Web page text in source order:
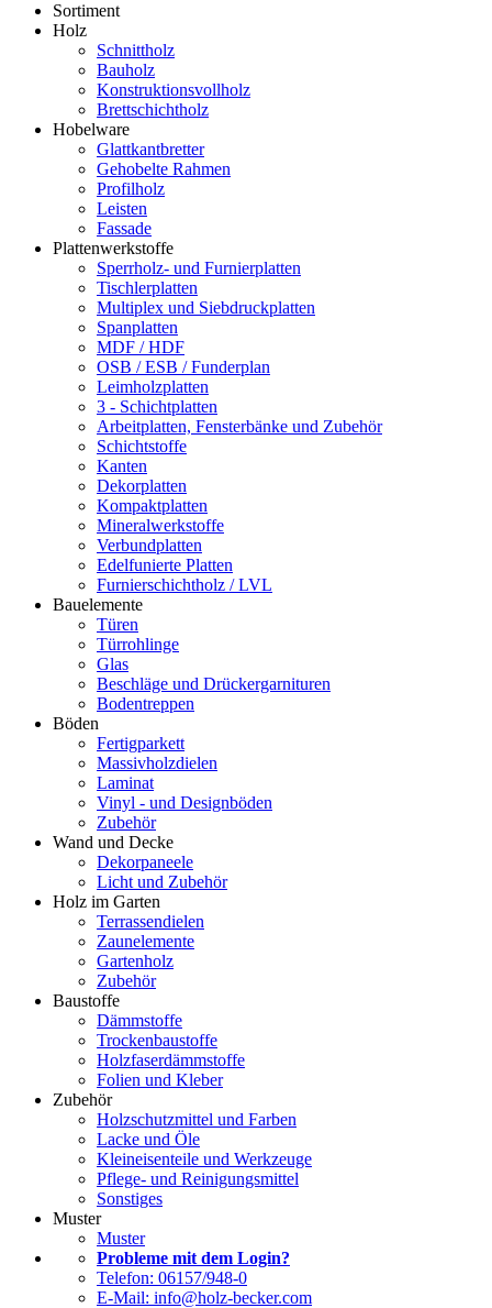
Sortiment
Holz
Schnittholz
Bauholz
Konstruktionsvollholz
Brettschichtholz
Hobelware
Glattkantbretter
Gehobelte Rahmen
Profilholz
Leisten
Fassade
Plattenwerkstoffe
Sperrholz- und Furnierplatten
Tischlerplatten
Multiplex und Siebdruckplatten
Spanplatten
MDF / HDF
OSB / ESB / Funderplan
Leimholzplatten
3 - Schichtplatten
Arbeitplatten, Fensterbänke und Zubehör
Schichtstoffe
Kanten
Dekorplatten
Kompaktplatten
Mineralwerkstoffe
Verbundplatten
Edelfunierte Platten
Furnierschichtholz / LVL
Bauelemente
Türen
Türrohlinge
Glas
Beschläge und Drückergarnituren
Bodentreppen
Böden
Fertigparkett
Massivholzdielen
Laminat
Vinyl - und Designböden
Zubehör
Wand und Decke
Dekorpaneele
Licht und Zubehör
Holz im Garten
Terrassendielen
Zaunelemente
Gartenholz
Zubehör
Baustoffe
Dämmstoffe
Trockenbaustoffe
Holzfaserdämmstoffe
Folien und Kleber
Zubehör
Holzschutzmittel und Farben
Lacke und Öle
Kleineisenteile und Werkzeuge
Pflege- und Reinigungsmittel
Sonstiges
Muster
Muster
Probleme mit dem Login?
Telefon: 06157/948-0
E-Mail: info@holz-becker.com